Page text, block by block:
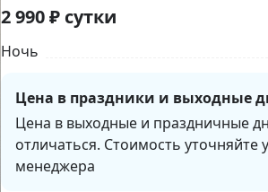
2 990₽ сутки
Ночь
Цена в праздники и выходные
Цена в выходные и праздничные
отличаться. Стоимость уточняйте у
менеджера